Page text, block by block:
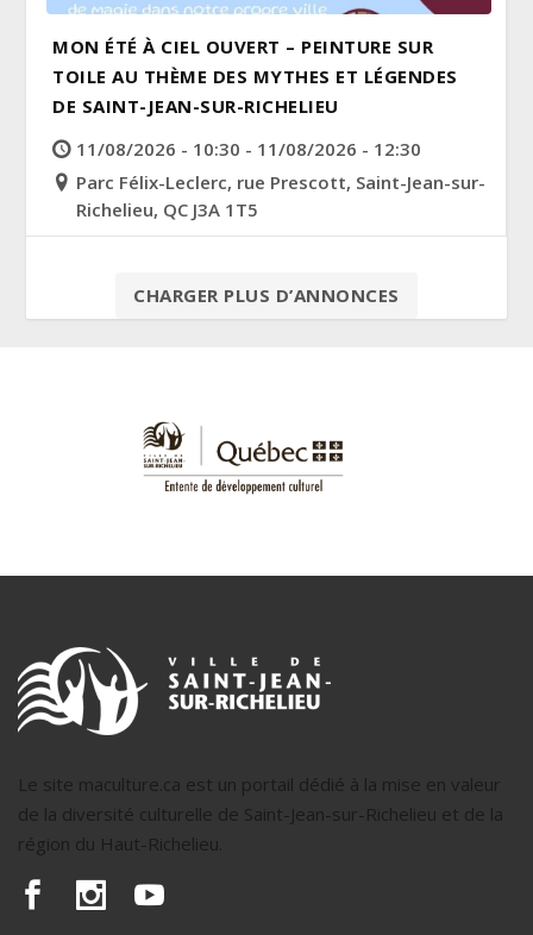
MON ÉTÉ À CIEL OUVERT – PEINTURE SUR
TOILE AU THÈME DES MYTHES ET LÉGENDES
DE SAINT-JEAN-SUR-RICHELIEU
11/08/2026 - 10:30 - 11/08/2026 - 12:30
Parc Félix-Leclerc, rue Prescott, Saint-Jean-sur-
Richelieu, QC J3A 1T5
CHARGER PLUS D’ANNONCES
Le site maculture.ca est un portail dédié à la mise en valeur
de la diversité culturelle de Saint-Jean-sur-Richelieu et de la
région du Haut-Richelieu.